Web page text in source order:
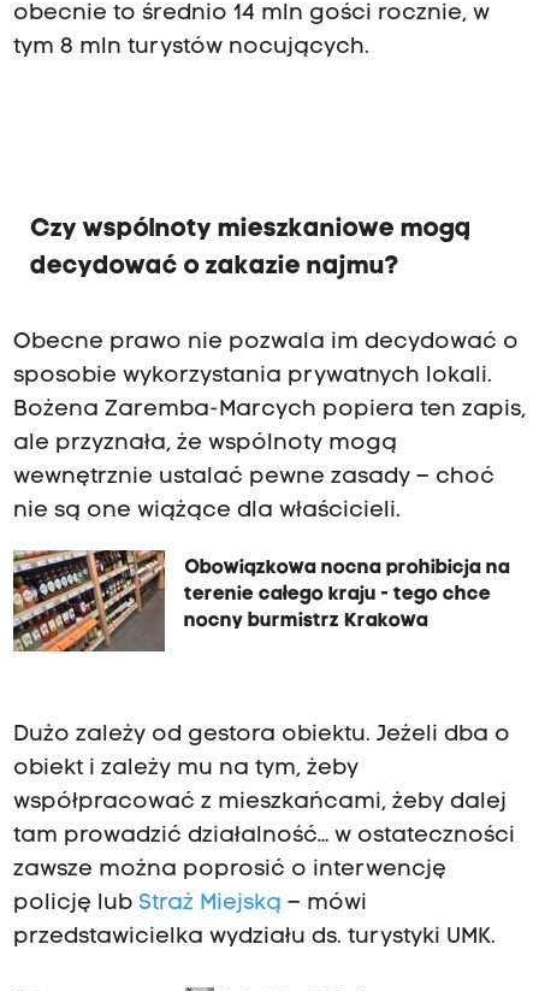
obecnie to średnio 14 mln gości rocznie, w
tym 8 mln turystów nocujących.
Czy wspólnoty mieszkaniowe mogą
decydować o zakazie najmu?
Obecne prawo nie pozwala im decydować o
sposobie wykorzystania prywatnych lokali.
Bożena Zaremba-Marcych popiera ten zapis,
ale przyznała, że wspólnoty mogą
wewnętrznie ustalać pewne zasady – choć
nie są one wiążące dla właścicieli.
Obowiązkowa nocna prohibicja na
terenie całego kraju - tego chce
nocny burmistrz Krakowa
Dużo zależy od gestora obiektu. Jeżeli dba o
obiekt i zależy mu na tym, żeby
współpracować z mieszkańcami, żeby dalej
tam prowadzić działalność… w ostateczności
zawsze można poprosić o interwencję
policję lub Straż Miejską – mówi
przedstawicielka wydziału ds. turystyki UMK.